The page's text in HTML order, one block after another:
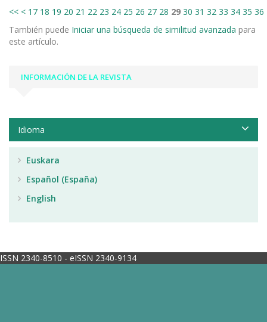
<< < 17 18 19 20 21 22 23 24 25 26 27 28 29 30 31 32 33 34 35 36
También puede Iniciar una búsqueda de similitud avanzada para
este artículo.
INFORMACIÓN DE LA REVISTA
Idioma
Euskara
Español (España)
English
ISSN 2340-8510 - eISSN 2340-9134